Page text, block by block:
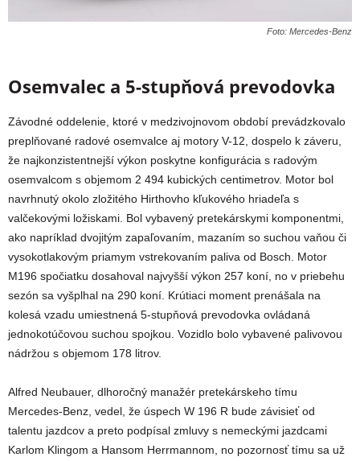
Foto: Mercedes-Benz
Osemvalec a 5-stupňová prevodovka
Závodné oddelenie, ktoré v medzivojnovom období prevádzkovalo
preplňované radové osemvalce aj motory V-12, dospelo k záveru,
že najkonzistentnejší výkon poskytne konfigurácia s radovým
osemvalcom s objemom 2 494 kubických centimetrov. Motor bol
navrhnutý okolo zložitého Hirthovho kľukového hriadeľa s
valčekovými ložiskami. Bol vybavený pretekárskymi komponentmi,
ako napríklad dvojitým zapaľovaním, mazaním so suchou vaňou či
vysokotlakovým priamym vstrekovaním paliva od Bosch. Motor
M196 spočiatku dosahoval najvyšší výkon 257 koní, no v priebehu
sezón sa vyšplhal na 290 koní. Krútiaci moment prenášala na
kolesá vzadu umiestnená 5-stupňová prevodovka ovládaná
jednokotúčovou suchou spojkou. Vozidlo bolo vybavené palivovou
nádržou s objemom 178 litrov.
Alfred Neubauer, dlhoročný manažér pretekárskeho tímu
Mercedes-Benz, vedel, že úspech W 196 R bude závisieť od
talentu jazdcov a preto podpísal zmluvy s nemeckými jazdcami
Karlom Klingom a Hansom Herrmannom, no pozornosť tímu sa už